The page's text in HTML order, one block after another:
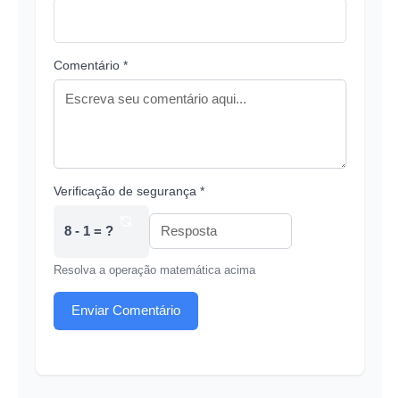
Comentário *
Verificação de segurança *
8 - 1 = ?
Resolva a operação matemática acima
Enviar Comentário